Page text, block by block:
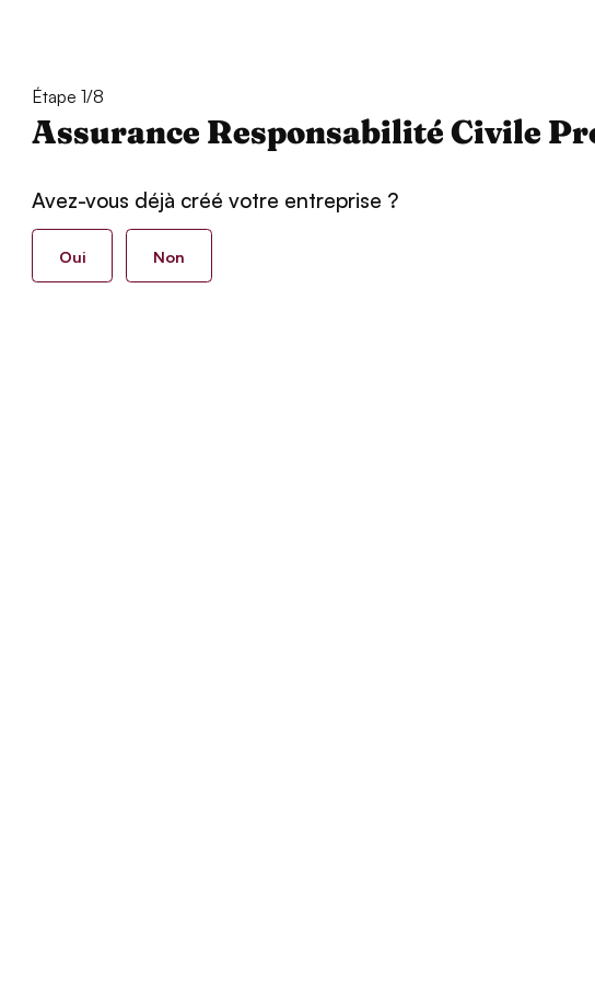
Étape 1/8
Assurance Responsabilité Civile
Avez-vous déjà créé votre entreprise ?
Oui Non